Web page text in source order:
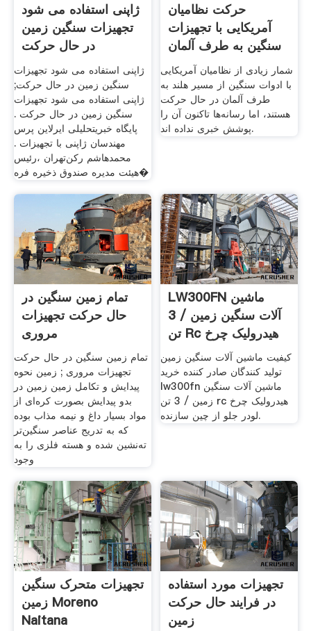
ژاپنی استفاده می شود
تجهیزات سنگین زمین
در حال حرکت
ژاپنی استفاده می شود تجهیزات
سنگین زمین در حال حرکت;
ژاپنی استفاده می شود تجهیزات
سنگین زمین در حال حرکت .
پایگاه خبریتحلیلی ایرلاین پرس
مهندسان ژاپنی با تجهیزات .
محمدهاشم رکن‌‌تهران ،رئیس
هیئت مدیره صندوق ذخیره فره�
حرکت نظامیان
آمریکایی با تجهیزات
سنگین به طرف آلمان
+ فیلم
شمار زیادی از نظامیان آمریکایی
با ادوات سنگین از مسیر هلند به
طرف آلمان در حال حرکت
هستند، اما رسانه‌ها تاکنون آن را
پوشش خبری نداده اند.
تمام زمین سنگین در
حال حرکت تجهیزات
مروری
تمام زمین سنگین در حال حرکت
تجهیزات مروری ; زمین نحوه
پیدایش و تکامل زمین زمین در
بدو پیدایش بصورت کره‌ای از
مواد بسیار داغ و نیمه مذاب بوده
که به تدریج عناصر سنگین‌تر
ته‌نشین شده و هسته فلزی را به
وجود
LW300FN ماشین
آلات سنگین زمین / 3
تن Rc هیدرولیک چرخ
لودر جلو
کیفیت ماشین آلات سنگین زمین
تولید کنندگان صادر کننده خرید
lw300fn ماشین آلات سنگین
زمین / 3 تن rc هیدرولیک چرخ
لودر جلو از چین سازنده.
تجهیزات متحرک سنگین
زمین Moreno
Naitana
تجهیزات مورد استفاده
در فرایند حال حرکت
زمین